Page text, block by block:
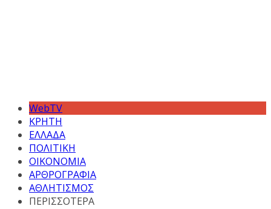
WebTV
ΚΡΗΤΗ
ΕΛΛΑΔΑ
ΠΟΛΙΤΙΚΗ
ΟΙΚΟΝΟΜΙΑ
ΑΡΘΡΟΓΡΑΦΙΑ
ΑΘΛΗΤΙΣΜΟΣ
ΠΕΡΙΣΣΟΤΕΡΑ